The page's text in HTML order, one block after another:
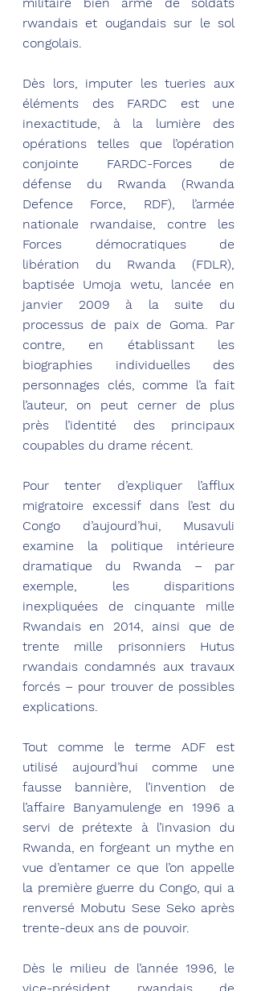
rwandais et ougandais sur le sol
congolais.
Dès lors, imputer les tueries aux
éléments des FARDC est une
inexactitude, à la lumière des
opérations telles que l’opération
conjointe FARDC-Forces de
défense du Rwanda (Rwanda
Defence Force, RDF), l’armée
nationale rwandaise, contre les
Forces démocratiques de
libération du Rwanda (FDLR),
baptisée Umoja wetu, lancée en
janvier 2009 à la suite du
processus de paix de Goma. Par
contre, en établissant les
biographies individuelles des
personnages clés, comme l’a fait
l’auteur, on peut cerner de plus
près l’identité des principaux
coupables du drame récent.
Pour tenter d’expliquer l’afflux
migratoire excessif dans l’est du
Congo d’aujourd’hui, Musavuli
examine la politique intérieure
dramatique du Rwanda – par
exemple, les disparitions
inexpliquées de cinquante mille
Rwandais en 2014, ainsi que de
trente mille prisonniers Hutus
rwandais condamnés aux travaux
forcés – pour trouver de possibles
explications.
Tout comme le terme ADF est
utilisé aujourd’hui comme une
fausse bannière, l’invention de
l’affaire Banyamulenge en 1996 a
servi de prétexte à l’invasion du
Rwanda, en forgeant un mythe en
vue d’entamer ce que l’on appelle
la première guerre du Congo, qui a
renversé Mobutu Sese Seko après
trente-deux ans de pouvoir.
Dès le milieu de l’année 1996, le